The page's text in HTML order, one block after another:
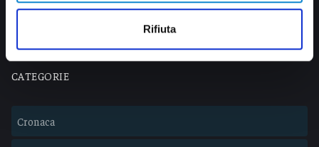
Rifiuta
Lavora con noi
CATEGORIE
Cronaca